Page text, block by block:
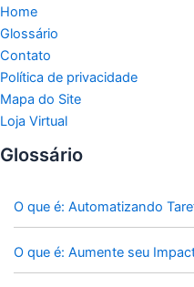
Home
Glossário
Contato
Política de privacidade
Mapa do Site
Loja Virtual
Glossário
O que é: Automatizando
O que é: Aumente seu